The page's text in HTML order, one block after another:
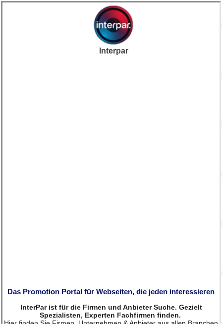
Interpar
Das Promotion Portal für Webseiten, die jeden interessieren
InterPar ist für die Firmen und Anbieter Suche. Gezielt
Spezialisten, Experten Fachfirmen finden.